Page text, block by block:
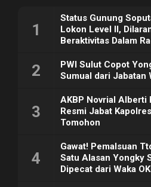
1
Status Gunung
Lokon Level II,
Beraktivitas Dalam
2
PWI Sulut Copot
Sumual dari Jabatan
3
AKBP Novrial Alberti
Resmi Jabat Kapolres
Tomohon
4
Gawat! Pemalsuan
Satu Alasan Yongky
Dipecat dari Waka